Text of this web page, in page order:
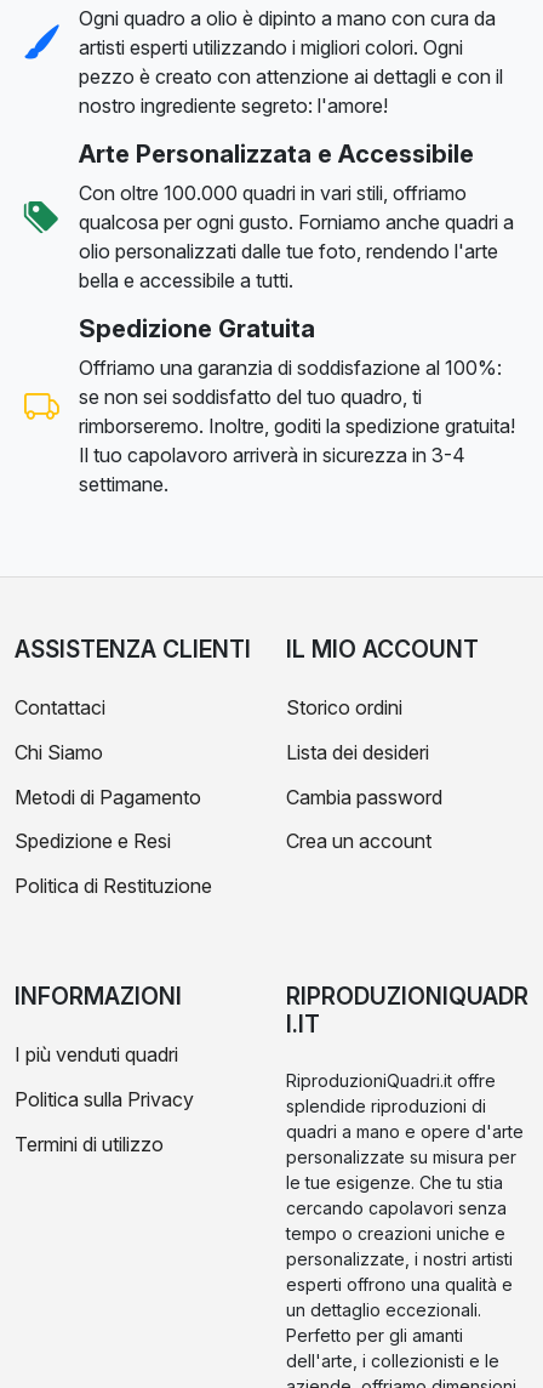
Ogni quadro a olio è dipinto a mano con cura da
artisti esperti utilizzando i migliori colori. Ogni
pezzo è creato con attenzione ai dettagli e con il
nostro ingrediente segreto: l'amore!
Arte Personalizzata e Accessibile
Con oltre 100.000 quadri in vari stili, offriamo
qualcosa per ogni gusto. Forniamo anche quadri a
olio personalizzati dalle tue foto, rendendo l'arte
bella e accessibile a tutti.
Spedizione Gratuita
Offriamo una garanzia di soddisfazione al 100%:
se non sei soddisfatto del tuo quadro, ti
rimborseremo. Inoltre, goditi la spedizione gratuita!
Il tuo capolavoro arriverà in sicurezza in 3-4
settimane.
ASSISTENZA CLIENTI
Contattaci
Chi Siamo
Metodi di Pagamento
Spedizione e Resi
Politica di Restituzione
IL MIO ACCOUNT
Storico ordini
Lista dei desideri
Cambia password
Crea un account
INFORMAZIONI
I più venduti quadri
Politica sulla Privacy
Termini di utilizzo
RIPRODUZIONIQUADR
I.IT
RiproduzioniQuadri.it offre
splendide riproduzioni di
quadri a mano e opere d'arte
personalizzate su misura per
le tue esigenze. Che tu stia
cercando capolavori senza
tempo o creazioni uniche e
personalizzate, i nostri artisti
esperti offrono una qualità e
un dettaglio eccezionali.
Perfetto per gli amanti
dell'arte, i collezionisti e le